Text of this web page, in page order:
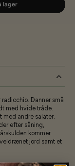
lager
Danner små
med hvide tråde.
med andre salater.
efter såning,
kommer.
jord samt et